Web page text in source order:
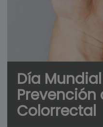
Día
Prevención
Colorrectal